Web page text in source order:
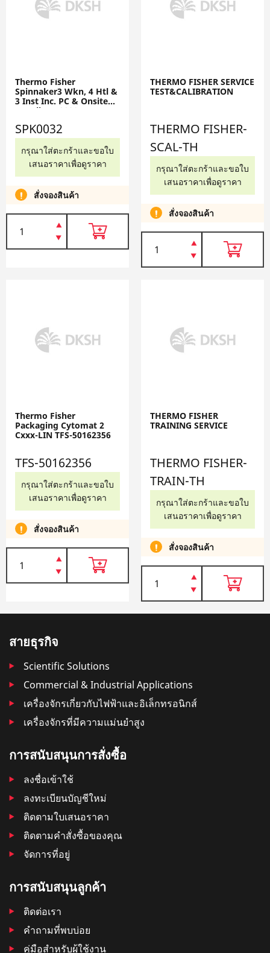
Thermo Fisher
Spinnaker3 Wkn, 4 Htl &
3 Inst Inc. PC & Onsite
Install SPK0032
SPK0032
กรุณาใส่ตะกร้าและขอใบ
เสนอราคาเพื่อดูราคา
สั่งจองสินค้า
THERMO FISHER SERVICE
TEST&CALIBRATION
THERMO FISHER-
SCAL-TH
กรุณาใส่ตะกร้าและขอใบ
เสนอราคาเพื่อดูราคา
สั่งจองสินค้า
Thermo Fisher
Packaging Cytomat 2
Cxxx-LIN TFS-50162356
TFS-50162356
กรุณาใส่ตะกร้าและขอใบ
เสนอราคาเพื่อดูราคา
สั่งจองสินค้า
THERMO FISHER
TRAINING SERVICE
THERMO FISHER-
TRAIN-TH
กรุณาใส่ตะกร้าและขอใบ
เสนอราคาเพื่อดูราคา
สั่งจองสินค้า
สายธุรกิจ
Scientific Solutions
Commercial & Industrial Applications
เครื่องจักรเกี่ยวกับไฟฟ้าและอิเล็กทรอนิกส์
เครื่องจักรที่มีความแม่นยำสูง
การสนับสนุนการสั่งซื้อ
ลงชื่อเข้าใช้
ลงทะเบียนบัญชีใหม่
ติดตามใบเสนอราคา
ติดตามคําสั่งซื้อของคุณ
จัดการที่อยู่
การสนับสนุนลูกค้า
ติดต่อเรา
คำถามที่พบบ่อย
คู่มือสำหรับผู้ใช้งาน